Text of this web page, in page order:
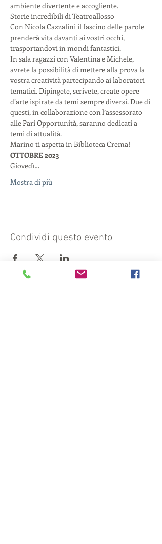
ambiente divertente e accogliente.
Storie incredibili di Teatroallosso
Con Nicola Cazzalini il fascino delle parole
prenderà vita davanti ai vostri occhi,
trasportandovi in mondi fantastici.
In sala ragazzi con Valentina e Michele,
avrete la possibilità di mettere alla prova la
vostra creatività partecipando ai laboratori
tematici. Dipingete, scrivete, create opere
d’arte ispirate da temi sempre diversi. Due di
questi, in collaborazione con l’assessorato
alle Pari Opportunità, saranno dedicati a
temi di attualità.
Marino ti aspetta in Biblioteca Crema!
OTTOBRE 2023
Giovedì…
Mostra di più
Condividi questo evento